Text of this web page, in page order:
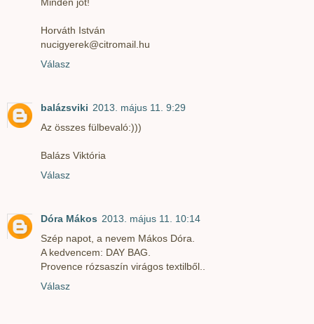
Horváth István
nucigyerek@citromail.hu
Válasz
balázsviki 2013. május 11. 9:29
Az összes fülbevaló:)))
Balázs Viktória
Válasz
Dóra Mákos 2013. május 11. 10:14
Szép napot, a nevem Mákos Dóra.
A kedvencem: DAY BAG.
Provence rózsaszín virágos textilből..
Válasz